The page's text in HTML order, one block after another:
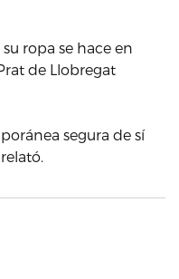
ropa se hace en
de Llobregat
segura de sí